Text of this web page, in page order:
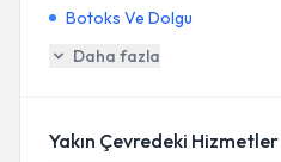
Botoks Ve Dolgu
Daha fazla
Yakın Çevredeki Hizmetler